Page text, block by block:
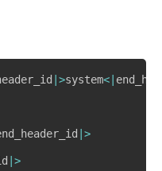
>system<
>
>